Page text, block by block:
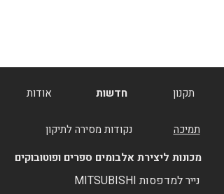
אודות חדשות תקנון
תמיכה
נקודות מסירה לתיקון
מכונות ליצירת אלבומים ספרים ופוטובוקים
נייר למדפסות MITSUBISHI